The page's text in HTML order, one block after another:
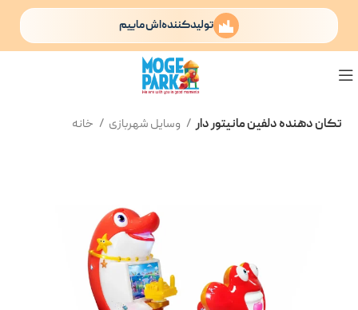
تولیدکننده‌اش ماییم
تکان دهنده دلفین مانیتور دار